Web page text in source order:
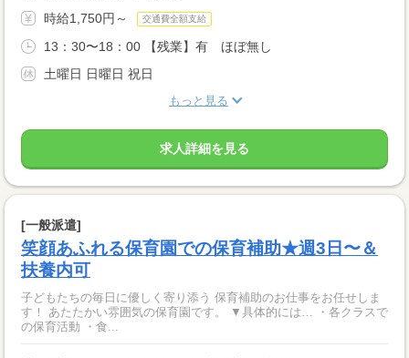
時給1,750円～ 交通費全額支給
13：30〜18：00 【残業】有 ほぼ無し
土曜日 日曜日 祝日
もっと見る
求人詳細を見る
[一般派遣]
笑顔あふれる保育園での保育補助★週3日〜＆
扶養内可
子どもたちの毎日に優しく寄り添う 保育補助のお仕事をお任せしま
す！ あたたかい雰囲気の保育園です。 ▼具体的には… ・各クラスで
の保育活動 ・食...